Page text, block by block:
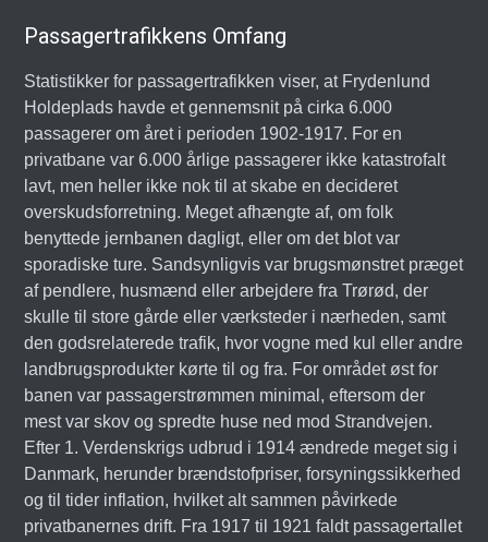
Passagertrafikkens Omfang
Statistikker for passagertrafikken viser, at Frydenlund
Holdeplads havde et gennemsnit på cirka 6.000
passagerer om året i perioden 1902-1917. For en
privatbane var 6.000 årlige passagerer ikke katastrofalt
lavt, men heller ikke nok til at skabe en decideret
overskudsforretning. Meget afhængte af, om folk
benyttede jernbanen dagligt, eller om det blot var
sporadiske ture. Sandsynligvis var brugsmønstret præget
af pendlere, husmænd eller arbejdere fra Trørød, der
skulle til store gårde eller værksteder i nærheden, samt
den godsrelaterede trafik, hvor vogne med kul eller andre
landbrugsprodukter kørte til og fra. For området øst for
banen var passagerstrømmen minimal, eftersom der
mest var skov og spredte huse ned mod Strandvejen.
Efter 1. Verdenskrigs udbrud i 1914 ændrede meget sig i
Danmark, herunder brændstofpriser, forsyningssikkerhed
og til tider inflation, hvilket alt sammen påvirkede
privatbanernes drift. Fra 1917 til 1921 faldt passagertallet